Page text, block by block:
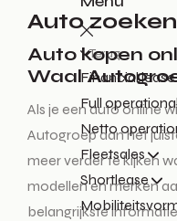
Terug
Financial lease
Full
Netto
Fleetsales
Shortlease
Auto zoeken
Auto kopen
Waal
Als je een auto online
Autogroep aan het
meer verder te kijken
modellen en merken
belangrijkste